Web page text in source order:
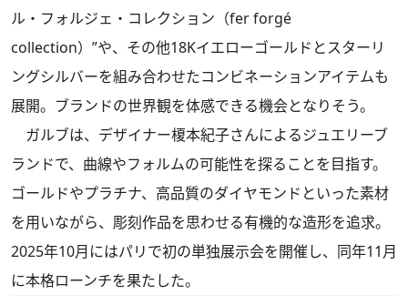
ル・フォルジェ・コレクション（fer forgé
collection）”や、その他18Kイエローゴールドとスターリ
ングシルバーを組み合わせたコンビネーションアイテムも
展開。ブランドの世界観を体感できる機会となりそう。
ガルブは、デザイナー榎本紀子さんによるジュエリーブ
ランドで、曲線やフォルムの可能性を探ることを目指す。
ゴールドやプラチナ、高品質のダイヤモンドといった素材
を用いながら、彫刻作品を思わせる有機的な造形を追求。
2025年10月にはパリで初の単独展示会を開催し、同年11月
に本格ローンチを果たした。